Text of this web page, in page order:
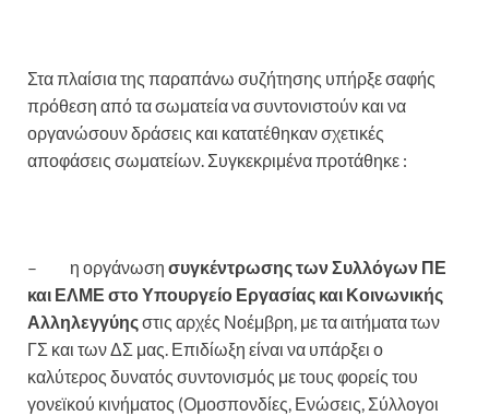
Στα πλαίσια της παραπάνω συζήτησης υπήρξε σαφής
πρόθεση από τα σωματεία να συντονιστούν και να
οργανώσουν δράσεις και κατατέθηκαν σχετικές
αποφάσεις σωματείων. Συγκεκριμένα προτάθηκε :
– η οργάνωση συγκέντρωσης των Συλλόγων ΠΕ
και ΕΛΜΕ στο Υπουργείο Εργασίας και Κοινωνικής
Αλληλεγγύηςστις αρχές Νοέμβρη, με τα αιτήματα των
ΓΣ και των ΔΣ μας. Επιδίωξη είναι να υπάρξει ο
καλύτερος δυνατός συντονισμός με τους φορείς του
γονεϊκού κινήματος (Ομοσπονδίες, Ενώσεις, Σύλλογοι